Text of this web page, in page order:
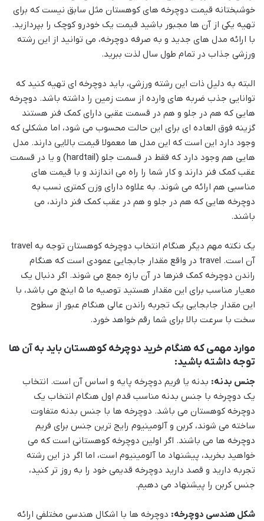
خوشبختانه قیمت دوچرخه های کوهستان مثل سابق نیست که برای
تهیه یکی از آن ها مجبور باشید قیمت یک خودرو کوچک را بپردازید.
با ارائه مدل های جدید و به صرفه دوچرخه، می توانید از این رشته
ورزشی جذاب در تمام طول سال لذت ببرید.
البته به دلیل ذات این رشته ورزشی، باید دوچرخه ای تهیه کنید که
توانایی جذب ضربه های وارده از سمت زمین را داشته باشد. دوچرخه
هایی که هم در جلو و هم در قسمت عقبی دارای کمک فنر هستند
گزینه فوق العاده ای برای این حالت محسوب می شود، اما مشکلی که
وجود دارد این است که این مدل ها معمولا قیمت بالایی دارند. مدل
هایی هم وجود دارد که فقط در قسمت جلو (hardtail) و یا در قسمت
عقب کمک فنر دارند و کار شما را راه می اندازند و با قیمت های
مناسبی هم ارائه می شوند. به علاوه دارای وزن کمتری نسب به
دوچرخه هایی که هم در جلو و هم در عقب کمک فنر دارند، می
باشند.
یک نکته مهم دیگر هنگام انتخاب دوچرخه کوهستان توجه به travel
آن است. travel در واقع مقدار جابجایی عمودی است که هنگام
راندن دوچرخه کمک فنرها در آن بازه جمع می شوند. اگر دنبال یک
معیار مناسب برای این مقدار هستید توصیه ما 5 اینچ می باشد، با
این مقدار جابجایی یک تجربه راندن عالی هنگام عبور از سطوح
سخت با سرعت بالا برای شما رقم خواهد خورد.
موارد مهمی که هنگام خرید دوچرخه کوهستان باید به آن ها
توجه داشته باشید:
جنس بدنه: بدنه یا فریم دوچرخه پایه و اساس آن است. انتخاب
یک دوچرخه با جنس بدنه مناسب قدم اول هنگام انتخاب یک
دوچرخه کوهستان می باشد. دوچرخه ها با جنس بدنه متفاوت
ساخته می شوند، کربن و آلومینیوم رایج ترین جنس برای فریم
دوچرخه ها می باشند. اگر اولین دوچرخه کوهستانی است که می
خواهید بخرید، پیشنهاد ما آلومینیوم است، اما اگر دز این رشته
تجربه دارید و قصد دارید دوچرخه قدیمی خود را به روز تر کنید،
جنس کربن را پیشنهاد می دهیم.
شکل هندسی دوچرخه: دوچرخه ها با اشکال هندسی مختلفی ارائه